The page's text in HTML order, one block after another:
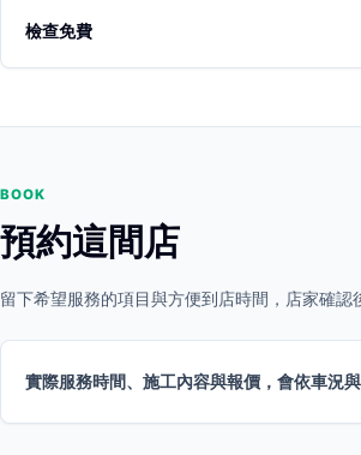
檢查免費
BOOK
預約這間店
留下希望服務的項目與方便到店時間，店家確認
實際服務時間、施工內容與報價，會依車況與